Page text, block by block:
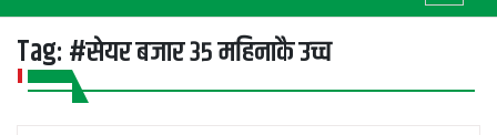
Tag: #सेयर बजार ३५ महिनाकै उच्च